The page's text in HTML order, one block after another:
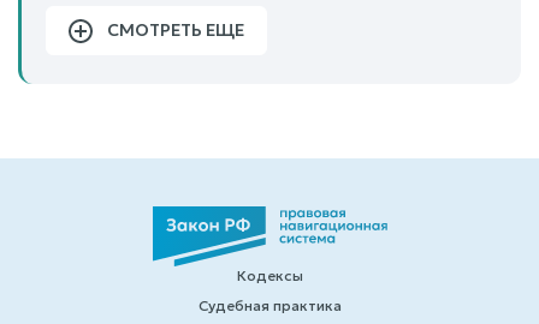
СМОТРЕТЬ ЕЩЕ
Кодексы
Судебная практика